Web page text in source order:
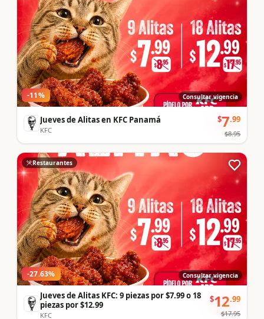
-11% Consultar vigencia
Jueves de Alitas en KFC Panamá
KFC
$7.99
$8.95
Restaurantes
-27.63% Consultar vigencia
Jueves de Alitas KFC: 9 piezas por $7.99 o 18
piezas por $12.99
KFC
$12.99
$17.95